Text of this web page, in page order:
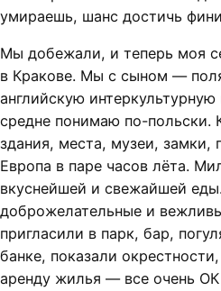
умираешь, шанс достичь
Мы добежали, и теперь моя
в Кракове. Мы с сыном —
английскую
средне понимаю по-польски.
здания, места, музеи, замки,
Европа в паре часов лёта.
вкуснейшей и свежайшей
доброжелательные и
пригласили в парк, бар,
банке, показали
аренду жилья — все очень ОК